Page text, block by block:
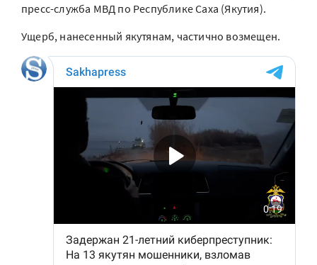
пресс-служба МВД по Республике Саха (Якутия).
Ущерб, нанесенный якутянам, частично возмещен.